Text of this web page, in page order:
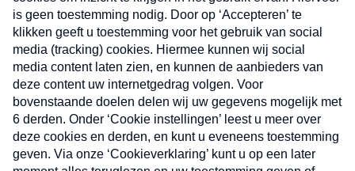
Nieuwsbrief
Neem hier een gratis abonnement op onze